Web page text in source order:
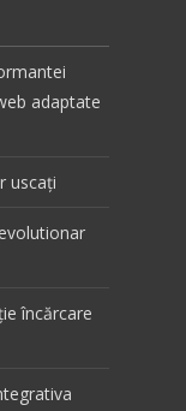
adaptate
uscați
încărcare